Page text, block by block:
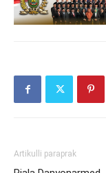
Artikulli paraprak